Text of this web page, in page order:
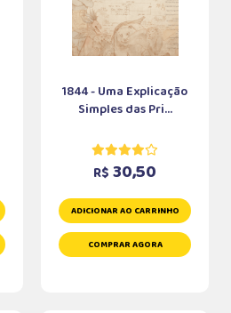
1844 - Uma Explicação
Simples das Pri...
R$ 30,50
ADICIONAR AO CARRINHO
COMPRAR AGORA